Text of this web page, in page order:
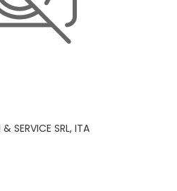
SERVICE SRL, ITA